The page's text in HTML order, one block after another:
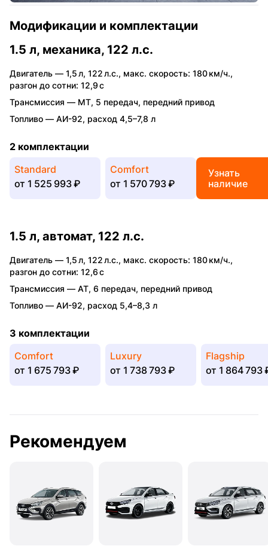
Модификации и комплектации
1.5 л, механика, 122 л.с.
Двигатель — 1,5 л, 122 л.с., макс. скорость: 180 км/ч.,
разгон до сотни: 12,9 с
Трансмиссия — MT, 5 передач, передний привод
Топливо — АИ-92, расход 4,5–7,8 л
2 комплектации
Standard
от 1 525 993 ₽
Comfort
от 1 570 793 ₽
Узнать
наличие
1.5 л, автомат, 122 л.с.
Двигатель — 1,5 л, 122 л.с., макс. скорость: 180 км/ч.,
разгон до сотни: 12,6 с
Трансмиссия — AT, 6 передач, передний привод
Топливо — АИ-92, расход 5,4–8,3 л
3 комплектации
Comfort
от 1 675 793 ₽
Luxury
от 1 738 793 ₽
Flagship
от 1 864 793
Рекомендуем